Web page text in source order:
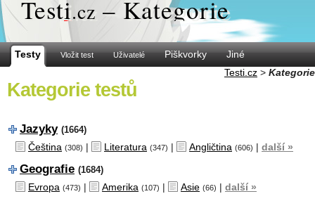
Testi.cz – Kategorie
Testy Vložit test Uživatelé Piškvorky
Jiné
Testi.cz > Kategorie
Kategorie testů
Jazyky (1664)
Čeština (308) | Literatura (347) | Angličtina (606) | další »
Geografie (1684)
Evropa (473) | Amerika (107) | Asie (66) | další »